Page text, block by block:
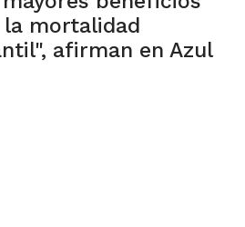
mortalidad
afirman en Azul